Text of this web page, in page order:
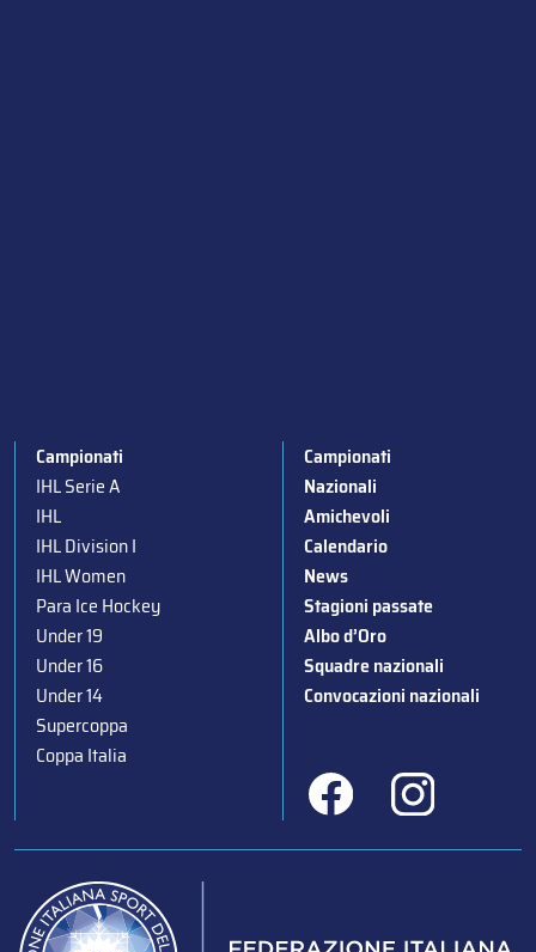
Campionati
IHL Serie A
IHL
IHL Division I
IHL Women
Para Ice Hockey
Under 19
Under 16
Under 14
Supercoppa
Coppa Italia
Campionati
Nazionali
Amichevoli
Calendario
News
Stagioni passate
Albo d’Oro
Squadre nazionali
Convocazioni nazionali